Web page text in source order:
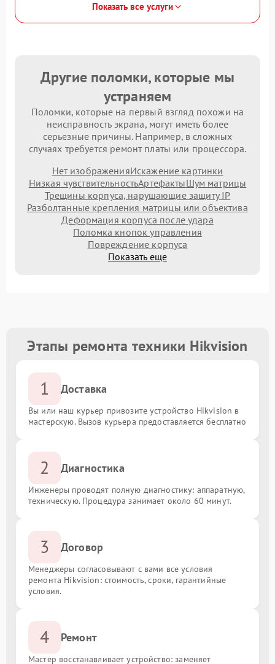
Показать все услуги
Другие поломки, которые мы
устраняем
Поломки, которые на первый взгляд похожи на
неисправность экрана, могут иметь более
серьезные причины. Например, в сложных
случаях требуется ремонт платы или процессора.
Нет изображенияИскажение картинки
Низкая чувствительностьАртефактыШум матрицы
Трещины корпуса, нарушающие защиту IP
Разболтанные крепления матрицы или объектива
Деформация корпуса после удара
Поломка кнопок управления
Повреждение корпуса
Показать еще
Этапы ремонта техники Hikvision
1 Доставка
Вы или наш курьер привозите устройство Hikvision в
мастерскую. Вызов курьера предоставляется бесплатно
2 Диагностика
Инженеры проводят полную диагностику: аппаратную,
техническую. Процедура занимает около 60 минут.
3 Договор
Менеджеры согласовывают с вами все условия
ремонта Hikvision: стоимость, сроки, гарантийные
условия.
4 Ремонт
Мастер восстанавливает устройство: заменяет